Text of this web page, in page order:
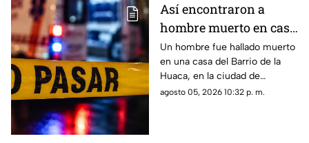
Así encontraron a
hombre muerto en casa
del Barrio de la Huaca,
en Veracruz
Un hombre fue hallado muerto
en una casa del Barrio de la
Huaca, en la ciudad de
Veracruz, por lo que la zona
agosto 05, 2026 10:32 p. m.